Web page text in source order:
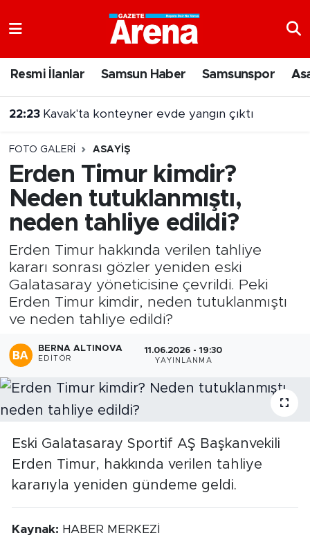
Resmi İlanlar Samsun Haber Samsunspor
22:23 Kavak'ta konteyner evde yangın çıktı
FOTO GALERI ASAYIŞ
Erden Timur kimdir?
Neden tutuklanmıştı,
neden tahliye edildi?
Erden Timur hakkında verilen tahliye
kararı sonrası gözler yeniden eski
Galatasaray yöneticisine çevrildi. Peki
Erden Timur kimdir, neden tutuklanmıştı
ve neden tahliye edildi?
BERNA ALTINOVA
EDITÖR
11.06.2026 - 19:30
YAYINLANMA
Eski Galatasaray Sportif AŞ Başkanvekili
Erden Timur, hakkında verilen tahliye
kararıyla yeniden gündeme geldi.
Kaynak: HABER MERKEZİ
Samsun Namaz Vakitleri
Süper Lig Puan Durumu ve Fikstür
Tüm Manşetler
Son Dakika Haberleri
Haber Arşivi